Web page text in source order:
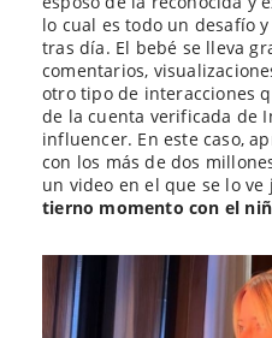
lo cual es todo un desafío
tras día. El bebé se lleva
comentarios,
otro tipo de interacciones
de la cuenta verificada de
influencer. En este caso,
con los más de dos
un video en el que se lo ve
tierno momento con el